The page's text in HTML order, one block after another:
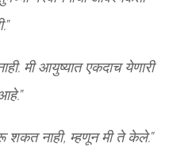
मी आयुष्यात एकदाच येणारी
शकत नाही, म्हणून मी ते केले.”